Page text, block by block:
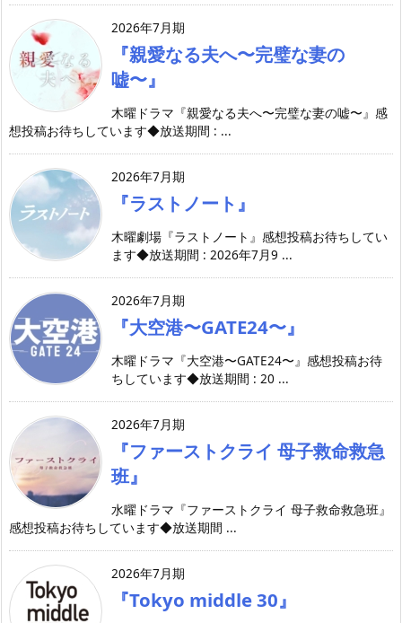
2026年7月期
『親愛なる夫へ〜完璧な妻の
嘘〜』
木曜ドラマ『親愛なる夫へ〜完璧な妻の嘘〜』感
想投稿お待ちしています◆放送期間 : ...
2026年7月期
『ラストノート』
木曜劇場『ラストノート』感想投稿お待ちしてい
ます◆放送期間 : 2026年7月9 ...
2026年7月期
『大空港〜GATE24〜』
木曜ドラマ『大空港〜GATE24〜』感想投稿お待
ちしています◆放送期間 : 20 ...
2026年7月期
『ファーストクライ 母子救命救急
班』
水曜ドラマ『ファーストクライ 母子救命救急班』
感想投稿お待ちしています◆放送期間 ...
2026年7月期
『Tokyo middle 30』